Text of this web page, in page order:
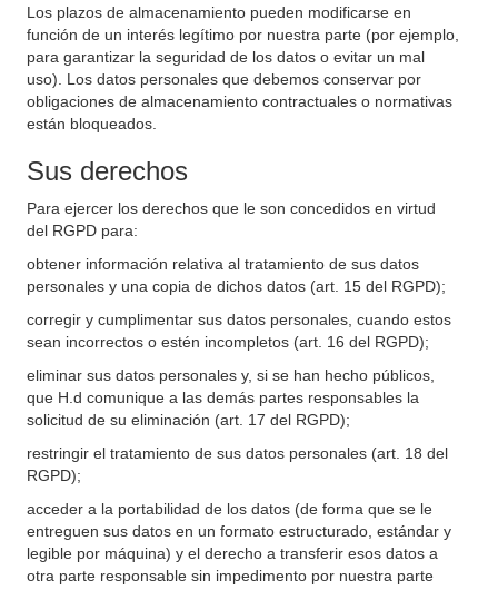
Los plazos de almacenamiento pueden modificarse en
función de un interés legítimo por nuestra parte (por ejemplo,
para garantizar la seguridad de los datos o evitar un mal
uso). Los datos personales que debemos conservar por
obligaciones de almacenamiento contractuales o normativas
están bloqueados.
Sus derechos
Para ejercer los derechos que le son concedidos en virtud
del RGPD para:
obtener información relativa al tratamiento de sus datos
personales y una copia de dichos datos (art. 15 del RGPD);
corregir y cumplimentar sus datos personales, cuando estos
sean incorrectos o estén incompletos (art. 16 del RGPD);
eliminar sus datos personales y, si se han hecho públicos,
que H.d comunique a las demás partes responsables la
solicitud de su eliminación (art. 17 del RGPD);
restringir el tratamiento de sus datos personales (art. 18 del
RGPD);
acceder a la portabilidad de los datos (de forma que se le
entreguen sus datos en un formato estructurado, estándar y
legible por máquina) y el derecho a transferir esos datos a
otra parte responsable sin impedimento por nuestra parte